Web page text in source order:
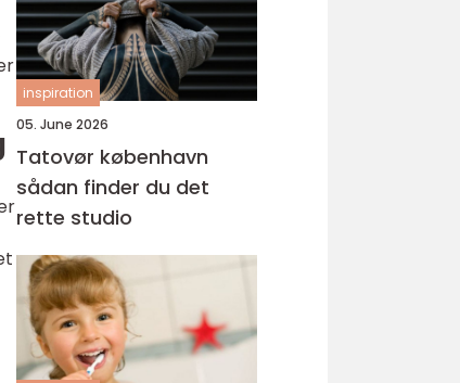
inspiration
05. June 2026
Tatovør københavn
sådan finder du det
rette studio